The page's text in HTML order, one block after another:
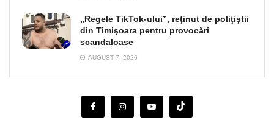
„Regele TikTok-ului”, reţinut de poliţiştii
din Timişoara pentru provocări
scandaloase
AUGUST 7, 2026